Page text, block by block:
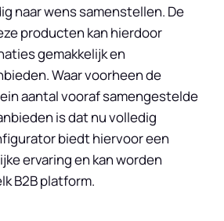
naar wens samenstellen. De
producten kan hierdoor
gemakkelijk en
Waar voorheen de
aantal vooraf samengestelde
is dat nu volledig
biedt hiervoor een
ervaring en kan worden
B2B platform.